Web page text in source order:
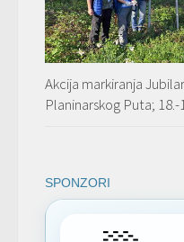
Akcija markiranja
Planinarskog Puta; 18.-
SPONZORI